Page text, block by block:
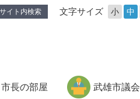
サイト内検索 文字サイズ 小 中
市長の部屋 武雄市議会